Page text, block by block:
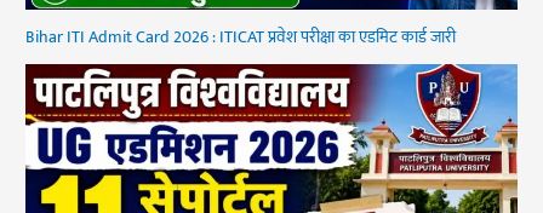
Bihar ITI Admit Card 2026 : ITICAT प्रवेश परीक्षा का एडमिट कार्ड जारी